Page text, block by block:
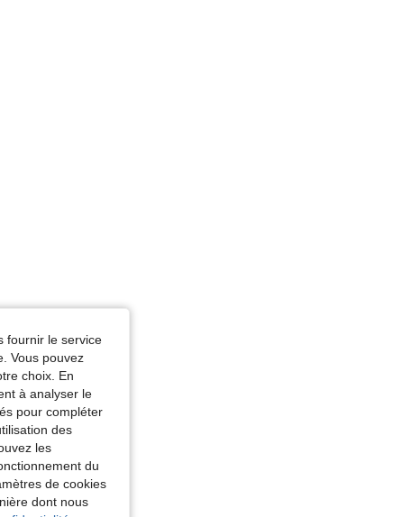
fournir le service
Vous pouvez
choix. En
à analyser le
pour compléter
des
les
du
de cookies
dont nous